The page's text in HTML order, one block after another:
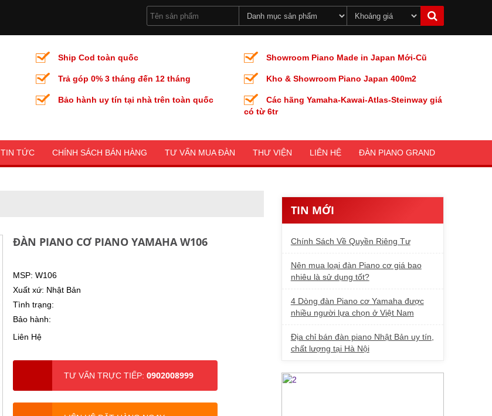
Ship Cod toàn quốc
Trả góp 0% 3 tháng đến 12 tháng
Bảo hành uy tín tại nhà trên toàn quốc
Showroom Piano Made in Japan Mới-Cũ
Kho & Showroom Piano Japan 400m2
Các hãng Yamaha-Kawai-Atlas-Steinway giá
có từ 6tr
TIN TỨC CHÍNH SÁCH BÁN HÀNG TƯ VẤN MUA ĐÀN THƯ VIỆN LIÊN HỆ ĐÀN PIANO GRAND
ĐÀN PIANO CƠ PIANO YAMAHA W106
MSP: W106
Xuất xứ: Nhật Bản
Tình trạng:
Bảo hành:
Liên Hệ
TƯ VẤN TRỰC TIẾP:0902008999
TIN MỚI
Chính Sách Về Quyền Riêng Tư
Nên mua loại đàn Piano cơ giá bao
nhiêu là sử dụng tốt?
4 Dòng đàn Piano cơ Yamaha được
nhiều người lựa chọn ở Việt Nam
Địa chỉ bán đàn piano Nhật Bản uy tín,
chất lượng tại Hà Nội